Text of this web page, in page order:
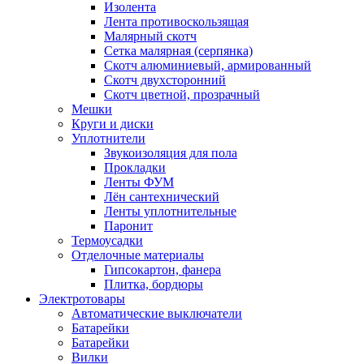
Изолента
Лента противоскользящая
Малярный скотч
Сетка малярная (серпянка)
Скотч алюминиевый, армированный
Скотч двухсторонний
Скотч цветной, прозрачный
Мешки
Круги и диски
Уплотнители
Звукоизоляция для пола
Прокладки
Ленты ФУМ
Лён сантехнический
Ленты уплотнительные
Паронит
Термоусадки
Отделочные материалы
Гипсокартон, фанера
Плитка, бордюры
Электротовары
Автоматические выключатели
Батарейки
Батарейки
Вилки